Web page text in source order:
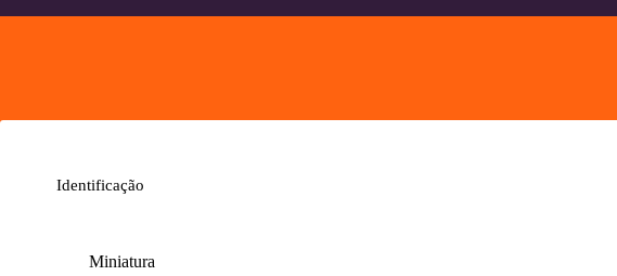
Identificação
Miniatura